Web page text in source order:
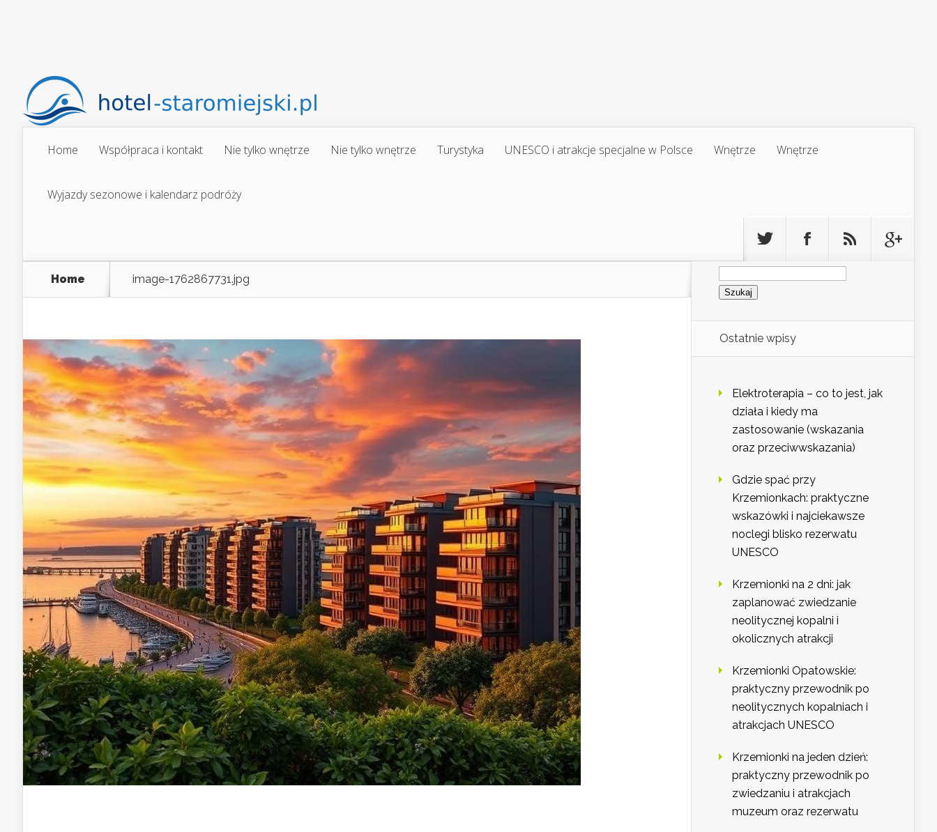
Home Współpraca i kontakt Nie tylko wnętrze Nie tylko wnętrze Turystyka UNESCO i atrakcje specjalne w Polsce Wnętrze Wnętrze
Wyjazdy sezonowe i kalendarz podróży
Home image-1762867731.jpg
Szukaj:
Ostatnie wpisy
Elektroterapia – co to jest, jak
działa i kiedy ma
zastosowanie (wskazania
oraz przeciwwskazania)
Gdzie spać przy
Krzemionkach: praktyczne
wskazówki i najciekawsze
noclegi blisko rezerwatu
UNESCO
Krzemionki na 2 dni: jak
zaplanować zwiedzanie
neolitycznej kopalni i
okolicznych atrakcji
Krzemionki Opatowskie:
praktyczny przewodnik po
neolitycznych kopalniach i
atrakcjach UNESCO
Krzemionki na jeden dzień:
praktyczny przewodnik po
zwiedzaniu i atrakcjach
muzeum oraz rezerwatu